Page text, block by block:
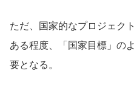
ただ、国家的なプロジェク
ある程度、「国家目標」の
要となる。